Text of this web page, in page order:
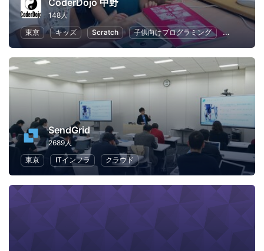
CoderDojo 中野
148人
東京
キッズ Scratch 子供向けプログラミング 幼児教育
SendGrid
2689人
東京
ITインフラ クラウド